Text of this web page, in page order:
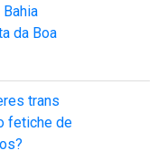
da Boa
trans
fetiche de